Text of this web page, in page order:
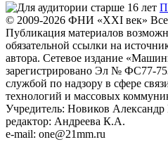
© 2009-2026 ФHИ «XXI век»
Публикация материалов
обязательной ссылки на
автора. Сетевое издание
зарегистрировано Эл № ФС77-
службой по надзору в сфере
технологий и массовых
Учредитель: Новиков
редактор: Андреева К.А.
e-mail: one@21mm.ru